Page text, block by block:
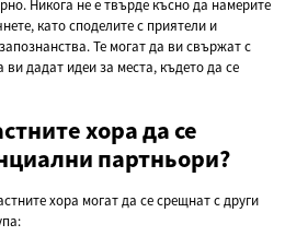
Никога не е твърде късно да намерите
като споделите с приятели и
Те могат да ви свържат с
дадат идеи за места, където да се
хора да се
партньори?
хора могат да се срещнат с други